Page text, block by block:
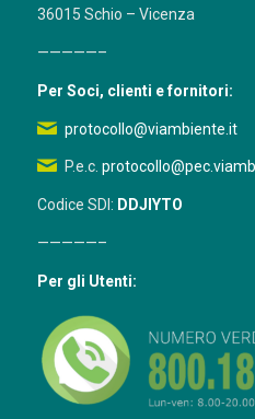
36015 Schio – Vicenza
—————–
Per Soci, clienti e fornitori:
protocollo@viambiente.it
P.e.c.
Codice SDI: DDJIYTO
—————–
Per gli Utenti: